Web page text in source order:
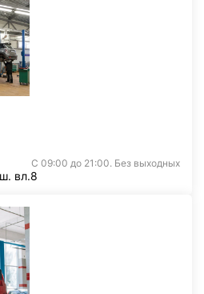
С 09:00 до 21:00. Без выходных
вл.8